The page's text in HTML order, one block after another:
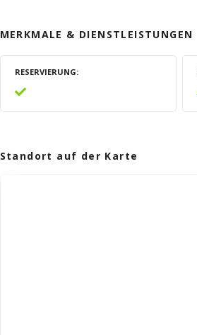
MERKMALE & DIENSTLEISTUNGEN
RESERVIERUNG
Standort auf der Karte